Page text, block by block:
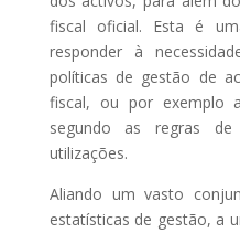
fiscal oficial. Esta é
responder à
políticas de gestão de
fiscal, ou por exemplo
segundo as regras
utilizações.
Aliando um vasto
estatísticas de gestão, a